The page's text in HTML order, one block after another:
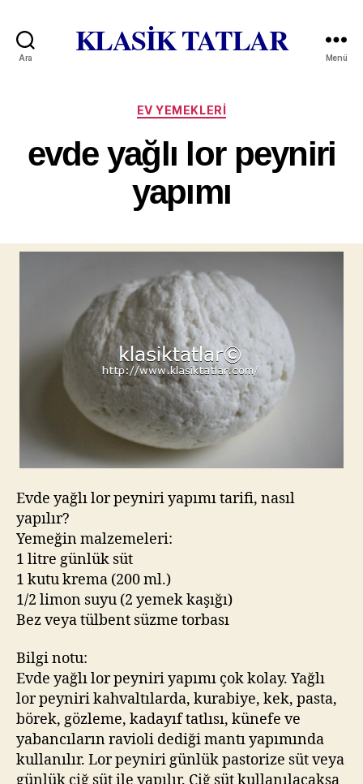
Ara KLASİK TATLAR Menü
Kategoriler
EV YEMEKLERI
evde yağlı lor peyniri
yapımı
Evde yağlı lor peyniri yapımı tarifi, nasıl
yapılır?
Yemeğin malzemeleri:
1 litre günlük süt
1 kutu krema (200 ml.)
1/2 limon suyu (2 yemek kaşığı)
Bez veya tülbent süzme torbası
Bilgi notu:
Evde yağlı lor peyniri yapımı çok kolay. Yağlı
lor peyniri kahvaltılarda, kurabiye, kek, pasta,
börek, gözleme, kadayıf tatlısı, künefe ve
yabancıların ravioli dediği mantı yapımında
kullanılır. Lor peyniri günlük pastorize süt veya